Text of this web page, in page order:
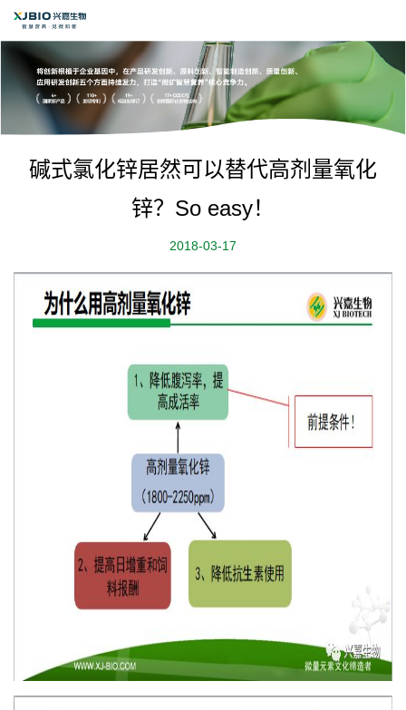
碱式氯化锌居然可以替代高剂量氧化
锌？So easy！
2018-03-17